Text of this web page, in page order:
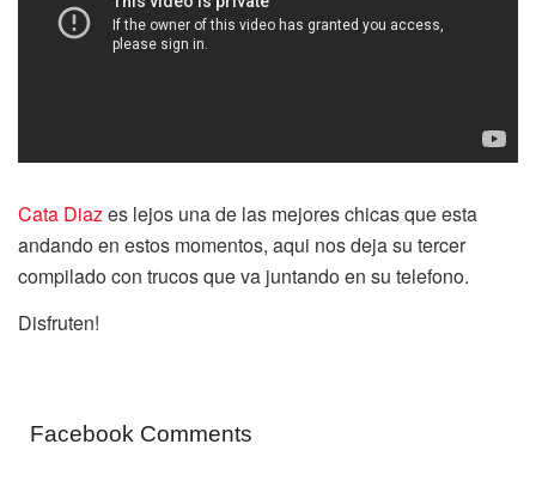
Cata Diazes lejos una de las mejores chicas que esta
andando en estos momentos, aqui nos deja su tercer
compilado con trucos que va juntando en su telefono.
Disfruten!
Facebook Comments